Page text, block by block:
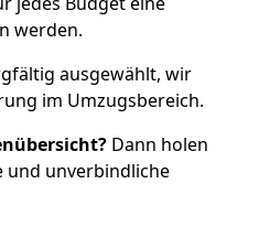
werden.
ausgewählt, wir
im Umzugsbereich.
Dann holen
und unverbindliche